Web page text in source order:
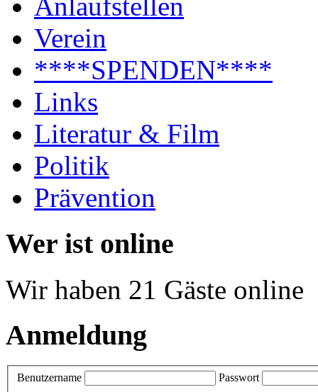
Anlaufstellen
Verein
****SPENDEN****
Links
Literatur & Film
Politik
Prävention
Wer ist online
Wir haben 21 Gäste online
Anmeldung
Benutzername
Passwort